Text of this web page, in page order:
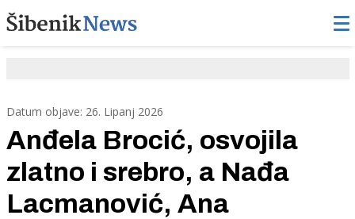
Datum objave: 26. Lipanj 2026
Anđela Brocić, osvojila
zlatno i srebro, a Nađa
Lacmanović, Ana